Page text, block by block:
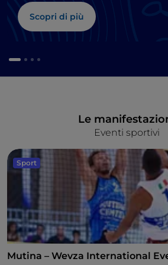
Scopri di più
Eventi sportivi
Le
Sport
Mutina – Wevza International